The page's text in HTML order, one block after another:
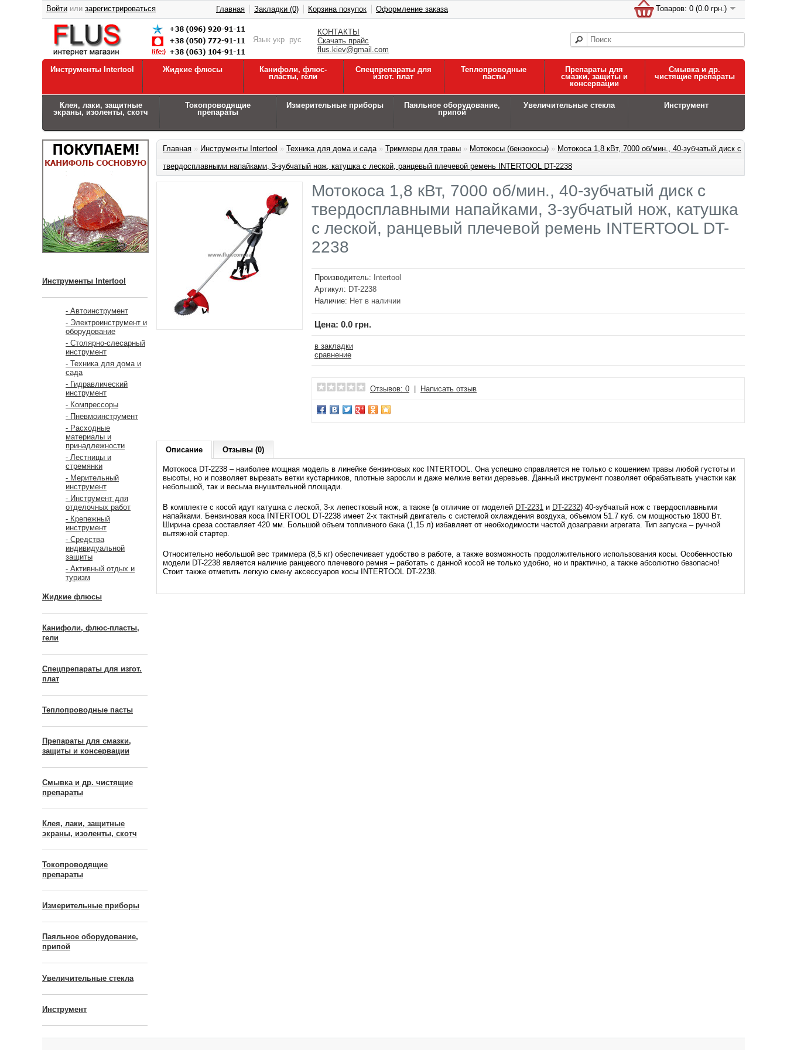
КОНТАКТЫ
Скачать прайс
flus.kiev@gmail.com
Язык укр рус
Товаров: 0 (0.0 грн.)
Войти или зарегистрироваться Главная Закладки (0) Корзина покупок Оформление заказа
Инструменты Intertool Жидкие флюсы
Канифоли, флюс-
пласты, гели
Спецпрепараты для
изгот. плат
Теплопроводные
пасты
Препараты для
смазки, защиты и
консервации
Смывка и др.
чистящие препараты
Клея, лаки, защитные
экраны, изоленты, скотч
Токопроводящие
препараты
Измерительные приборы
Паяльное оборудование,
припой
Увеличительные стекла Инструмент
Инструменты Intertool
- Автоинструмент
- Электроинструмент и
оборудование
- Столярно-слесарный
инструмент
- Техника для дома и
сада
- Гидравлический
инструмент
- Компрессоры
- Пневмоинструмент
- Расходные
материалы и
принадлежности
- Лестницы и
стремянки
- Мерительный
инструмент
- Инструмент для
отделочных работ
- Крепежный
инструмент
- Средства
индивидуальной
защиты
- Активный отдых и
туризм
Жидкие флюсы
Канифоли, флюс-пласты,
гели
Спецпрепараты для изгот.
плат
Теплопроводные пасты
Препараты для смазки,
защиты и консервации
Смывка и др. чистящие
препараты
Клея, лаки, защитные
экраны, изоленты, скотч
Токопроводящие
препараты
Измерительные приборы
Паяльное оборудование,
припой
Увеличительные стекла
Инструмент
Главная » Инструменты Intertool » Техника для дома и сада» Триммеры для травы » Мотокосы (бензокосы) » Мотокоса 1,8 кВт, 7000 об/мин., 40-зубчатый диск с
твердосплавными напайками, 3-зубчатый нож, катушка с леской, ранцевый плечевой ремень INTERTOOL DT-2238
Мотокоса 1,8 кВт, 7000 об/мин., 40-зубчатый диск с
твердосплавными напайками, 3-зубчатый нож, катушка
с леской, ранцевый плечевой ремень INTERTOOL DT-
2238
Производитель:
Intertool
Артикул: DT-2238
Наличие: Нет в наличии
Цена: 0.0 грн.
в закладки
сравнение
Отзывов: 0 Написать отзыв
Описание Отзывы (0)
Мотокоса DT-2238 – наиболее мощная модель в линейке бензиновых кос INTERTOOL. Она успешно справляется не только с кошением травы любой густоты и
высоты, но и позволяет вырезать ветки кустарников, плотные заросли и даже мелкие ветки деревьев. Данный инструмент позволяет обрабатывать участки как
небольшой, так и весьма внушительной площади.
В комплекте с косой идут катушка с леской, 3-х лепестковый нож, а также (в отличие от моделей DT-2231 и DT-2232) 40-зубчатый нож с твердосплавными
напайками. Бензиновая коса INTERTOOL DT-2238 имеет 2-х тактный двигатель с системой охлаждения воздуха, объемом 51.7 куб. см мощностью 1800 Вт.
Ширина среза составляет 420 мм. Большой объем топливного бака (1,15 л) избавляет от необходимости частой дозаправки агрегата. Тип запуска – ручной
вытяжной стартер.
Относительно небольшой вес триммера (8,5 кг) обеспечивает удобство в работе, а также возможность продолжительного использования косы. Особенностью
модели DT-2238 является наличие ранцевого плечевого ремня – работать с данной косой не только удобно, но и практично, а также абсолютно безопасно!
Стоит также отметить легкую смену аксессуаров косы INTERTOOL DT-2238.